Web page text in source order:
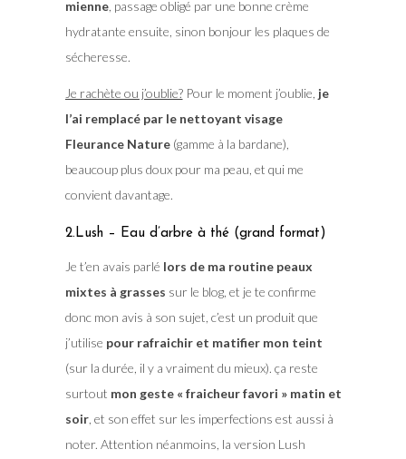
mienne, passage obligé par une bonne crème
hydratante ensuite, sinon bonjour les plaques de
sécheresse.
Je rachète ou j’oublie?Pour le moment j’oublie, je
l’ai remplacé par le nettoyant visage
Fleurance Nature(gamme à la bardane),
beaucoup plus doux pour ma peau, et qui me
convient davantage.
2.Lush – Eau d’arbre à thé (grand format)
Je t’en avais parlé lors de ma routine peaux
mixtes à grasses sur le blog, et je te confirme
donc mon avis à son sujet, c’est un produit que
j’utilise pour rafraichir et matifier mon teint
(sur la durée, il y a vraiment du mieux). ça reste
surtout mon geste « fraicheur favori » matin et
soir, et son effet sur les imperfections est aussi à
noter. Attention néanmoins, la version Lush